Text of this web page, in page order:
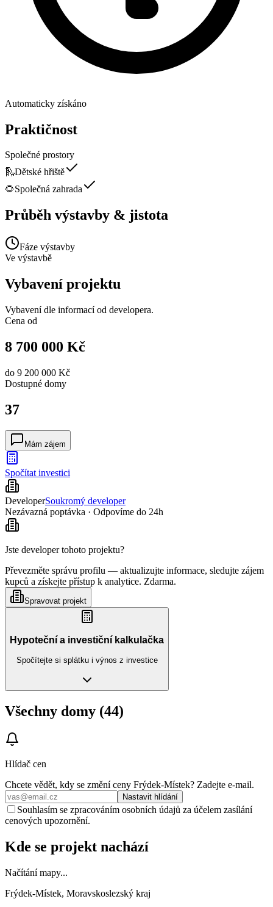
Automaticky získáno
Praktičnost
Společné prostory
🛝Dětské hřiště
🌻Společná zahrada
Průběh výstavby & jistota
Fáze výstavby
Ve výstavbě
Vybavení projektu
Vybavení dle informací od developera.
Cena od
8 700 000 Kč
do 9 200 000 Kč
Dostupné domy
37
Mám zájem
Spočítat investici
DeveloperSoukromý developer
Nezávazná poptávka · Odpovíme do 24h
Jste developer tohoto projektu?
Převezměte správu profilu — aktualizujte informace, sledujte zájem
kupců a získejte přístup k analytice. Zdarma.
Spravovat projekt
Hypoteční a investiční kalkulačka
Spočítejte si splátku i výnos z investice
Všechny domy (44)
Hlídač cen
Chcete vědět, kdy se změní ceny Frýdek-Místek? Zadejte e‑mail.
Nastavit hlídání
Souhlasím se zpracováním osobních údajů za účelem zasílání
cenových upozornění.
Kde se projekt nachází
Načítání mapy...
Frýdek-Místek, Moravskoslezský kraj